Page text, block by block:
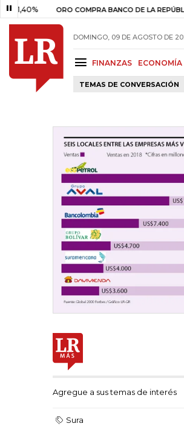
ORO COMPRA BANCO DE LA REPÚBLICA $
DOMINGO, 09 DE AGOSTO DE
FINANZAS ECONOMÍA
TEMAS DE CONVERSACIÓN
Agregue a sus temas de interés
Sura